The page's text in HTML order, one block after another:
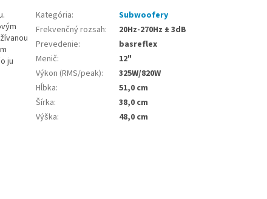
ju
Kategória:
Subwoofery
Frekvenčný rozsah:
20Hz-270Hz ± 3dB
Prevedenie:
basreflex
Menič:
12"
Výkon (RMS/peak):
325W/820W
Hĺbka:
51,0 cm
Šírka:
38,0 cm
Výška: 48,0 cm